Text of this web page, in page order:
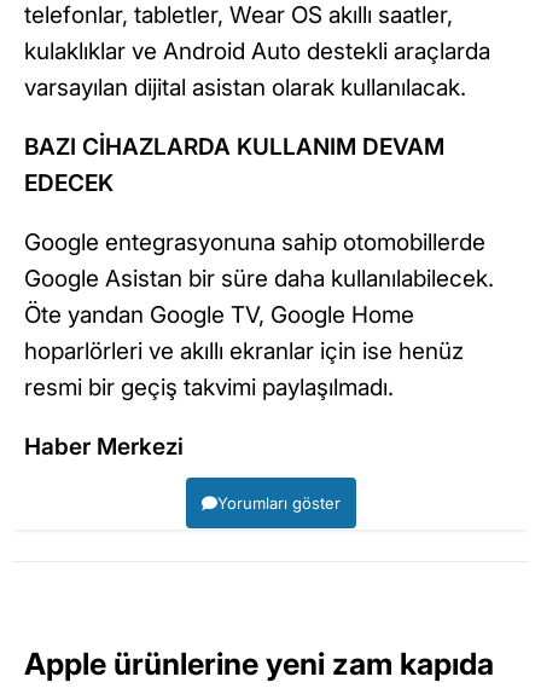
telefonlar, tabletler, Wear OS akıllı saatler,
kulaklıklar ve Android Auto destekli araçlarda
varsayılan dijital asistan olarak kullanılacak.
BAZI CİHAZLARDA KULLANIM DEVAM
EDECEK
Google entegrasyonuna sahip otomobillerde
Google Asistan bir süre daha kullanılabilecek.
Öte yandan Google TV, Google Home
hoparlörleri ve akıllı ekranlar için ise henüz
resmi bir geçiş takvimi paylaşılmadı.
Haber Merkezi
Yorumları göster
Apple ürünlerine yeni zam kapıda